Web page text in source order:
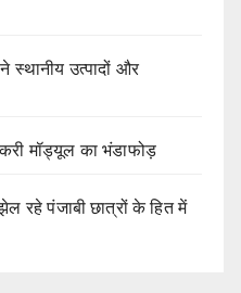
स्थानीय उत्पादों और
मॉड्यूल का भंडाफोड़
रहे पंजाबी छात्रों के हित में